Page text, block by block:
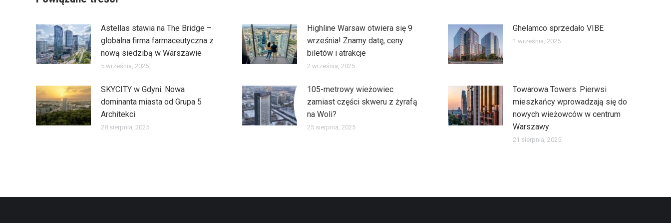
Astellas stawia na The Bridge –
globalna firma farmaceutyczna z
nową siedzibą w Warszawie
5 września, 2025
Highline Warsaw otwiera się 9
września! Znamy datę, ceny
biletów i atrakcje
2 września, 2025
Ghelamco sprzedało VIBE
1 września, 2025
SKYCITY w Gdyni. Nowa
dominanta miasta od Grupa 5
Architekci
28 sierpnia, 2025
105-metrowy wieżowiec
zamiast części skweru z żyrafą
na Woli?
25 sierpnia, 2025
Towarowa Towers. Pierwsi
mieszkańcy wprowadzają się do
nowych wieżowców w centrum
Warszawy
21 sierpnia, 2025